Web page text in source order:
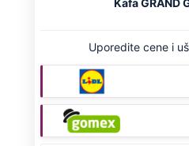
telu, pa ga
Misterija
se raspao
putnici,